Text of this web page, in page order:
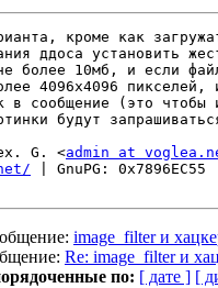
кроме как
ддоса установить
более 10мб, и если
4096х4096 пикселей,
в сообщение (это чтобы
будут
G. <admin at
| GnuPG: 0x7896EC55
image_filter и
Re: image_filter и
по: [ дате ] [